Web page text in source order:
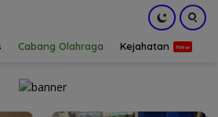
Cabang Olahraga Kejahatan